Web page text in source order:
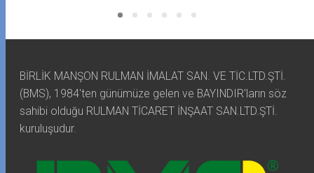
BİRLİK MANŞON RULMAN İMALAT SAN. VE TİC.LTD.ŞTİ.
(BMS), 1984'ten günümüze gelen ve BAYINDIR'ların söz
sahibi olduğu RULMAN TİCARET İNŞAAT SAN.LTD.ŞTİ.
kuruluşudur.